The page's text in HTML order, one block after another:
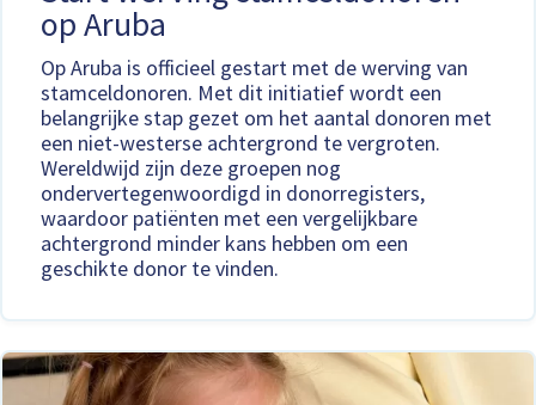
op Aruba
Op Aruba is officieel gestart met de werving van
stamceldonoren. Met dit initiatief wordt een
belangrijke stap gezet om het aantal donoren met
een niet-westerse achtergrond te vergroten.
Wereldwijd zijn deze groepen nog
ondervertegenwoordigd in donorregisters,
waardoor patiënten met een vergelijkbare
achtergrond minder kans hebben om een
geschikte donor te vinden.